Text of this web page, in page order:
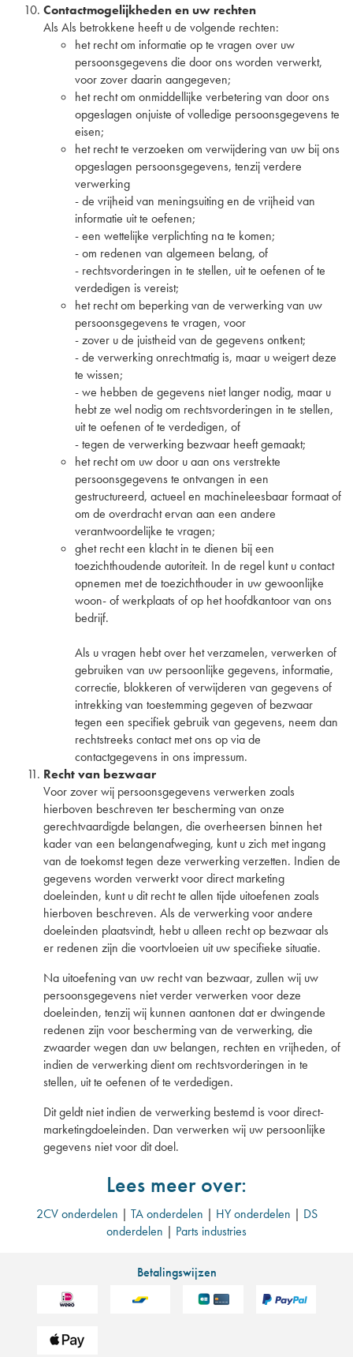
Contactmogelijkheden en uw rechten
Als Als betrokkene heeft u de volgende rechten:
het recht om informatie op te vragen over uw
persoonsgegevens die door ons worden verwerkt,
voor zover daarin aangegeven;
het recht om onmiddellijke verbetering van door ons
opgeslagen onjuiste of volledige persoonsgegevens te
eisen;
het recht te verzoeken om verwijdering van uw bij ons
opgeslagen persoonsgegevens, tenzij verdere
verwerking
- de vrijheid van meningsuiting en de vrijheid van
informatie uit te oefenen;
- een wettelijke verplichting na te komen;
- om redenen van algemeen belang, of
- rechtsvorderingen in te stellen, uit te oefenen of te
verdedigen is vereist;
het recht om beperking van de verwerking van uw
persoonsgegevens te vragen, voor
- zover u de juistheid van de gegevens ontkent;
- de verwerking onrechtmatig is, maar u weigert deze
te wissen;
- we hebben de gegevens niet langer nodig, maar u
hebt ze wel nodig om rechtsvorderingen in te stellen,
uit te oefenen of te verdedigen, of
- tegen de verwerking bezwaar heeft gemaakt;
het recht om uw door u aan ons verstrekte
persoonsgegevens te ontvangen in een
gestructureerd, actueel en machineleesbaar formaat of
om de overdracht ervan aan een andere
verantwoordelijke te vragen;
ghet recht een klacht in te dienen bij een
toezichthoudende autoriteit. In de regel kunt u contact
opnemen met de toezichthouder in uw gewoonlijke
woon- of werkplaats of op het hoofdkantoor van ons
bedrijf.
Als u vragen hebt over het verzamelen, verwerken of
gebruiken van uw persoonlijke gegevens, informatie,
correctie, blokkeren of verwijderen van gegevens of
intrekking van toestemming gegeven of bezwaar
tegen een specifiek gebruik van gegevens, neem dan
rechtstreeks contact met ons op via de
contactgegevens in ons impressum.
Recht van bezwaar
Voor zover wij persoonsgegevens verwerken zoals
hierboven beschreven ter bescherming van onze
gerechtvaardigde belangen, die overheersen binnen het
kader van een belangenafweging, kunt u zich met ingang
van de toekomst tegen deze verwerking verzetten. Indien de
gegevens worden verwerkt voor direct marketing
doeleinden, kunt u dit recht te allen tijde uitoefenen zoals
hierboven beschreven. Als de verwerking voor andere
doeleinden plaatsvindt, hebt u alleen recht op bezwaar als
er redenen zijn die voortvloeien uit uw specifieke situatie.
Na uitoefening van uw recht van bezwaar, zullen wij uw
persoonsgegevens niet verder verwerken voor deze
doeleinden, tenzij wij kunnen aantonen dat er dwingende
redenen zijn voor bescherming van de verwerking, die
zwaarder wegen dan uw belangen, rechten en vrijheden, of
indien de verwerking dient om rechtsvorderingen in te
stellen, uit te oefenen of te verdedigen.
Dit geldt niet indien de verwerking bestemd is voor direct-
marketingdoeleinden. Dan verwerken wij uw persoonlijke
gegevens niet voor dit doel.
Lees meer over:
2CV onderdelen | TA onderdelen | HY onderdelen | DS
onderdelen | Parts industries
Betalingswijzen